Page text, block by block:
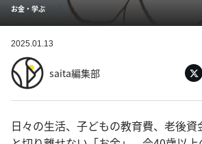
お金・学ぶ
2025.01.13
saita編集部
日々の生活、子どもの教育費、老後